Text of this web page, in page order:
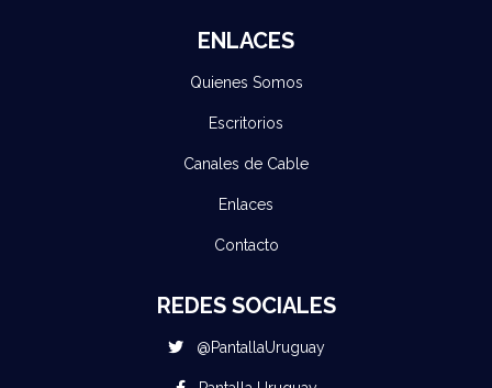
ENLACES
Quienes Somos
Escritorios
Canales de Cable
Enlaces
Contacto
REDES SOCIALES
@PantallaUruguay